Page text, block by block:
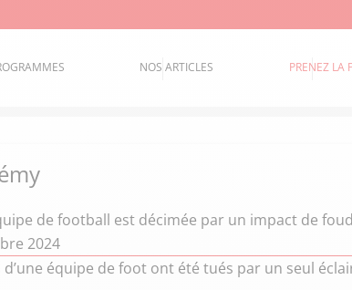
NOS ARTICLES PRENEZ LA
de football est décimée par un impact de
2024
équipe de foot ont été tués par un seul